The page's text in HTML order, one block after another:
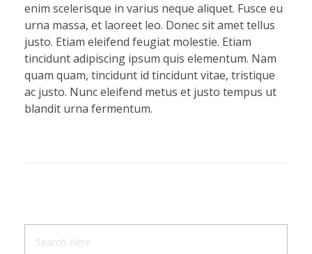
enim scelerisque in varius neque aliquet. Fusce eu
urna massa, et laoreet leo. Donec sit amet tellus
justo. Etiam eleifend feugiat molestie. Etiam
tincidunt adipiscing ipsum quis elementum. Nam
quam quam, tincidunt id tincidunt vitae, tristique
ac justo. Nunc eleifend metus et justo tempus ut
blandit urna fermentum.